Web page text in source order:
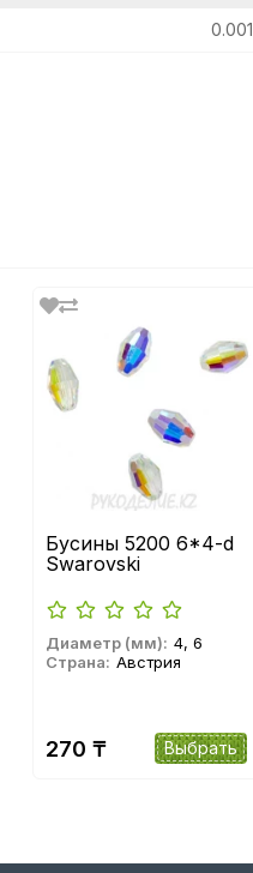
0.001
Бусины 5200 6*4-d
Swarovski
Диаметр (мм): 4, 6
Страна: Австрия
270 ₸ Выбрать